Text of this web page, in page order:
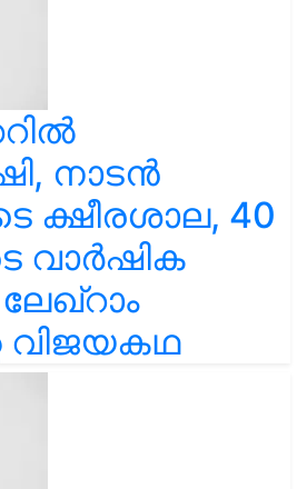
നാടൻ
ക്ഷീരശാല, 40
വാർഷിക
വിജയകഥ